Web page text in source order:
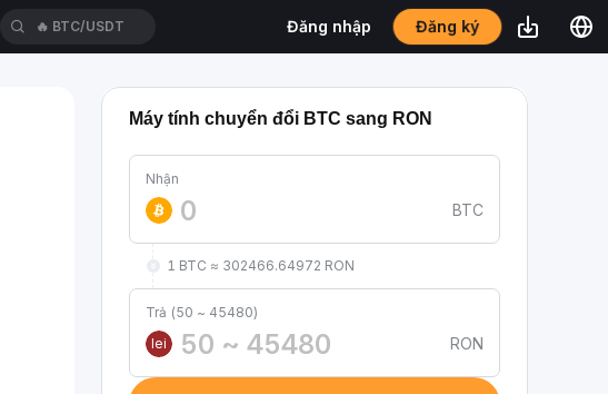
🔥 XAUT/USDT Đăng nhập Đăng ký
Máy tính chuyển đổi BTC sang RON
Nhận
BTC
1 BTC ≈ 302466.64972 RON
Trả (50 ~ 45480)
lei
RON